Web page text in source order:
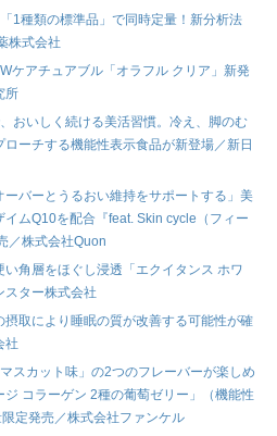
1種類の標準品」で同時定量！新分析法
株式会社
ケアチュアブル「オラフル クリア」新発
所
おいしく続ける美活習慣。冷え、脚のむ
ーチする機能性表示食品が新登場／新日
バーとうるおい維持をサポートする」美
ムQ10を配合『feat. Skin cycle（フィー
／株式会社Quon
い角層をほぐし浸透「エクイタンス ホワ
スター株式会社
摂取により睡眠の質が改善する可能性が確
社
スカット味」の2つのフレーバーが楽しめ
コラーゲン 2種の葡萄ゼリー」（機能性
定発売／株式会社ファンケル